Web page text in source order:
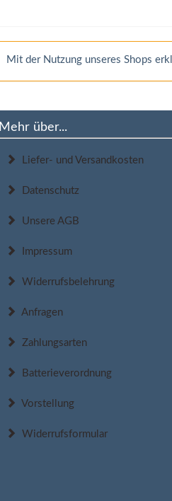
Mit der Nutzung unseres Shops
Mehr über...
Liefer- und Versandkosten
Datenschutz
Unsere AGB
Impressum
Widerrufsbelehrung
Anfragen
Zahlungsarten
Batterieverordnung
Vorstellung
Widerrufsformular